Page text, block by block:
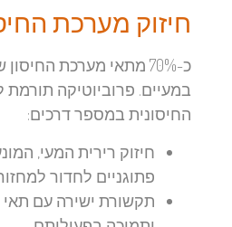
חיזוק מערכת
כ-70% מתאי מערכת החיסון
במעיים. פרוביוטיקה תורמת
החיסונית במספר דרכים:
חיזוק רירית המעי,
פתוגניים לחדור למחזור
תקשורת ישירה עם תאי